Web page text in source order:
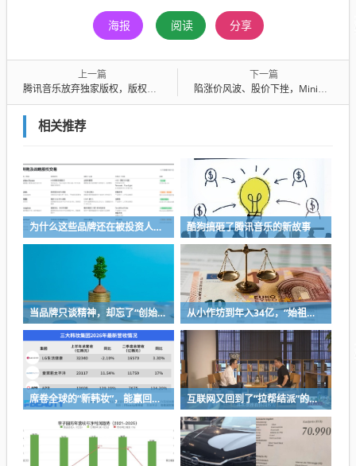
海报 阅读 分享
上一篇
腾讯音乐放弃独家版权，版权公司该求变了
下一篇
陷涨价风波、股价下挫，MiniMax怎么了？
相关推荐
为什么这些品牌还在被投资人追捧 酷狗搞砸了腾讯音乐的新故事
当品牌只谈精神，却忘了“创始人思维” 从小作坊到年入34亿，“始祖鸟对手”被中国资本买了，能成“中产新宠”吗？
席卷全球的“新韩妆”，能赢回中国消费者吗？ 互联网又回到了“拉帮结派”的时代